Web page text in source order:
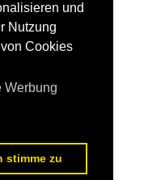
und
Nutzung
Cookies
Werbung
stimme zu